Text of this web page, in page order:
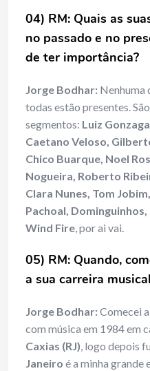
04) RM: Quais as
no passado e no
de ter importância?
Jorge Bodhar: Nenhuma
todas estão presentes.
segmentos: Luiz
Caetano Veloso,
Chico Buarque, Noel
Nogueira, Roberto
Clara Nunes, Tom
Pachoal,
Wind Fire, por ai vai.
05) RM: Quando,
a sua carreira
Jorge Bodhar:Comecei
com música em 1984 em
Caxias (RJ), logo depois
Janeiro é a minha grande